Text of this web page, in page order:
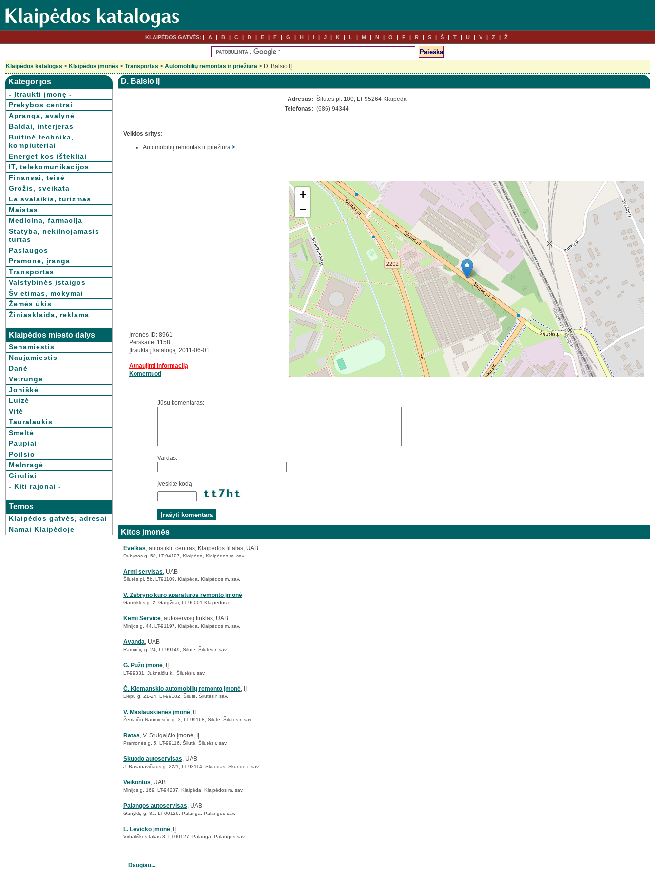
KLAIPĖDOS GATVĖS: A B C D E F G H I J K L M N O P R S Š T U V Z Ž
Klaipėdos katalogas > Klaipėdos įmonės > Transportas > Automobilių remontas ir priežiūra > D. Balsio IĮ
Kategorijos
- Įtraukti įmonę -
Prekybos centrai
Apranga, avalynė
Baldai, interjeras
Buitinė technika,
kompiuteriai
Energetikos ištekliai
IT, telekomunikacijos
Finansai, teisė
Grožis, sveikata
Laisvalaikis, turizmas
Maistas
Medicina, farmacija
Statyba, nekilnojamasis
turtas
Paslaugos
Pramonė, įranga
Transportas
Valstybinės įstaigos
Švietimas, mokymai
Žemės ūkis
Žiniasklaida, reklama
Klaipėdos miesto dalys
Senamiestis
Naujamiestis
Danė
Vėtrungė
Joniškė
Luizė
Vitė
Tauralaukis
Smeltė
Paupiai
Poilsio
Melnragė
Giruliai
- Kiti rajonai -
Temos
Klaipėdos gatvės, adresai
Namai Klaipėdoje
D. Balsio IĮ
Adresas: Šilutės pl. 100, LT-95264 Klaipėda
Telefonas: (686) 94344
Veiklos sritys:
Automobilių remontas ir priežiūra
Įmonės ID: 8961
Perskaitė: 1158
Įtraukta į katalogą: 2011-06-01
Atnaujinti informaciją
Komentuoti
+
−
Jūsų komentaras:
Vardas:
Įveskite kodą
Kitos įmonės
Evelkas, autostiklų centras, Klaipėdos filialas, UAB
Dubysos g. 58, LT-94107, Klaipėda, Klaipėdos m. sav.
Armi servisas, UAB
Šilutės pl. 5b, LT91109, Klaipėda, Klaipėdos m. sav.
V. Zabryno kuro aparatūros remonto įmonė
Gamyklos g. 2, Gargždai, LT-96001 Klaipėdos r.
Kemi Service, autoservisų tinklas, UAB
Minijos g. 44, LT-91197, Klaipėda, Klaipėdos m. sav.
Avanda, UAB
Ramučių g. 24, LT-99149, Šilutė, Šilutės r. sav.
G. Pužo įmonė, IĮ
LT-99331, Juknaičių k., Šilutės r. sav.
Č. Klemanskio automobilių remonto įmonė, IĮ
Liepų g. 21-24, LT-99182, Šilutė, Šilutės r. sav.
V. Maslauskienės įmonė, IĮ
Žemaičių Naumiesčio g. 3, LT-99168, Šilutė, Šilutės r. sav.
Ratas, V. Stulgaičio įmonė, IĮ
Pramonės g. 5, LT-99116, Šilutė, Šilutės r. sav.
Skuodo autoservisas, UAB
J. Basanavičiaus g. 22/1, LT-98114, Skuodas, Skuodo r. sav.
Veikontus, UAB
Minijos g. 169, LT-94287, Klaipėda, Klaipėdos m. sav.
Palangos autoservisas, UAB
Ganyklų g. 8a, LT-00126, Palanga, Palangos sav.
L. Levicko įmonė, IĮ
Virbališkės takas 3, LT-00127, Palanga, Palangos sav.
Daugiau...